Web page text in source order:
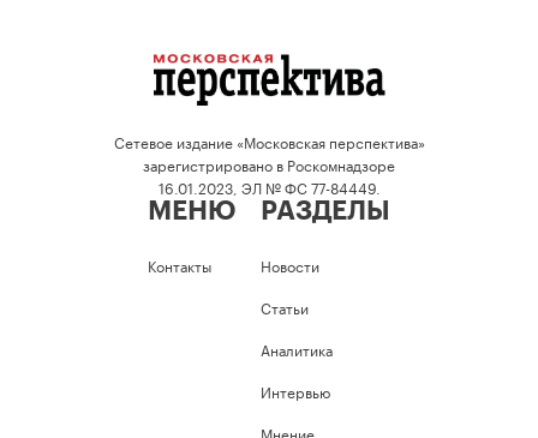
Сетевое издание «Московская перспектива»
зарегистрировано в Роскомнадзоре
16.01.2023, ЭЛ № ФС 77-84449.
МЕНЮ
Контакты
РАЗДЕЛЫ
Новости
Статьи
Аналитика
Интервью
Мнение